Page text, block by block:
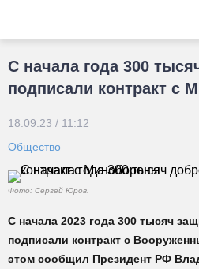
С начала года 300
подписали контракт с
18.09.23 / 11:12
Общество
Фото: Сергей Юров.
С начала 2023 года 300 тысяч
подписали контракт с
этом сообщил Президент РФ